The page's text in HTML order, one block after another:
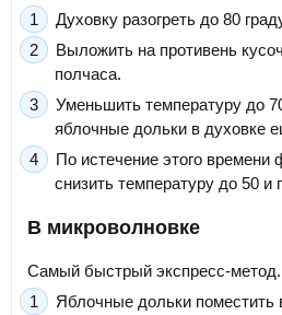
Духовку разогреть до 80
Выложить на противень
полчаса.
Уменьшить температуру до
яблочные дольки в духовке
По истечение этого времени
снизить температуру до 50 и
В микроволновке
Самый быстрый экспресс-метод.
Яблочные дольки поместить